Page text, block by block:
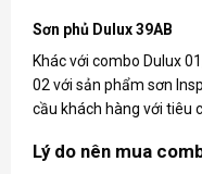
Sơn phủ Dulux 39AB
Khác với combo Dulux
02 với sản phẩm sơn
cầu khách hàng với tiêu
Lý do nên mua